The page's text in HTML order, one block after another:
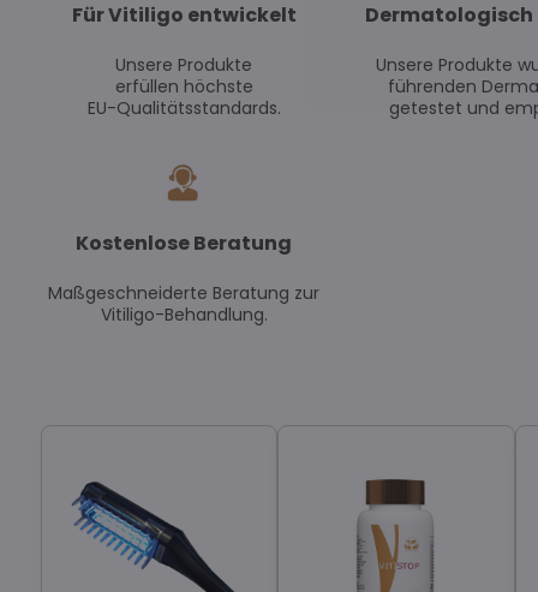
Für Vitiligo entwickelt
Unsere Produkte
erfüllen höchste
EU-Qualitätsstandards.
Unsere Produkte
führenden
getestet und
Kostenlose Beratung
Maßgeschneiderte Beratung zur
Vitiligo-Behandlung.